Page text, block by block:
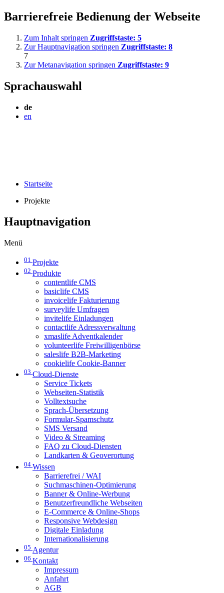
Barrierefreie Bedienung der Webseite
Zum Inhalt springen Zugriffstaste: 5
Zur Hauptnavigation springen Zugriffstaste: 8
7
Zur Metanavigation springen Zugriffstaste: 9
Sprachauswahl
de
en
Startseite
Projekte
Hauptnavigation
Menü
01 Projekte
02 Produkte
contentlife CMS
basiclife CMS
invoicelife Fakturierung
surveylife Umfragen
invitelife Einladungen
contactlife Adressverwaltung
xmaslife Adventkalender
volunteerlife Freiwilligenbörse
saleslife B2B-Marketing
cookielife Cookie-Banner
03 Cloud-Dienste
Service Tickets
Webseiten-Statistik
Volltextsuche
Sprach-Übersetzung
Formular-Spamschutz
SMS Versand
Video & Streaming
FAQ zu Cloud-Diensten
Landkarten & Geoverortung
04 Wissen
Barrierefrei / WAI
Suchmaschinen-Optimierung
Banner & Online-Werbung
Benutzerfreundliche Webseiten
E-Commerce & Online-Shops
Responsive Webdesign
Digitale Einladung
Internationalisierung
05 Agentur
06 Kontakt
Impressum
Anfahrt
AGB